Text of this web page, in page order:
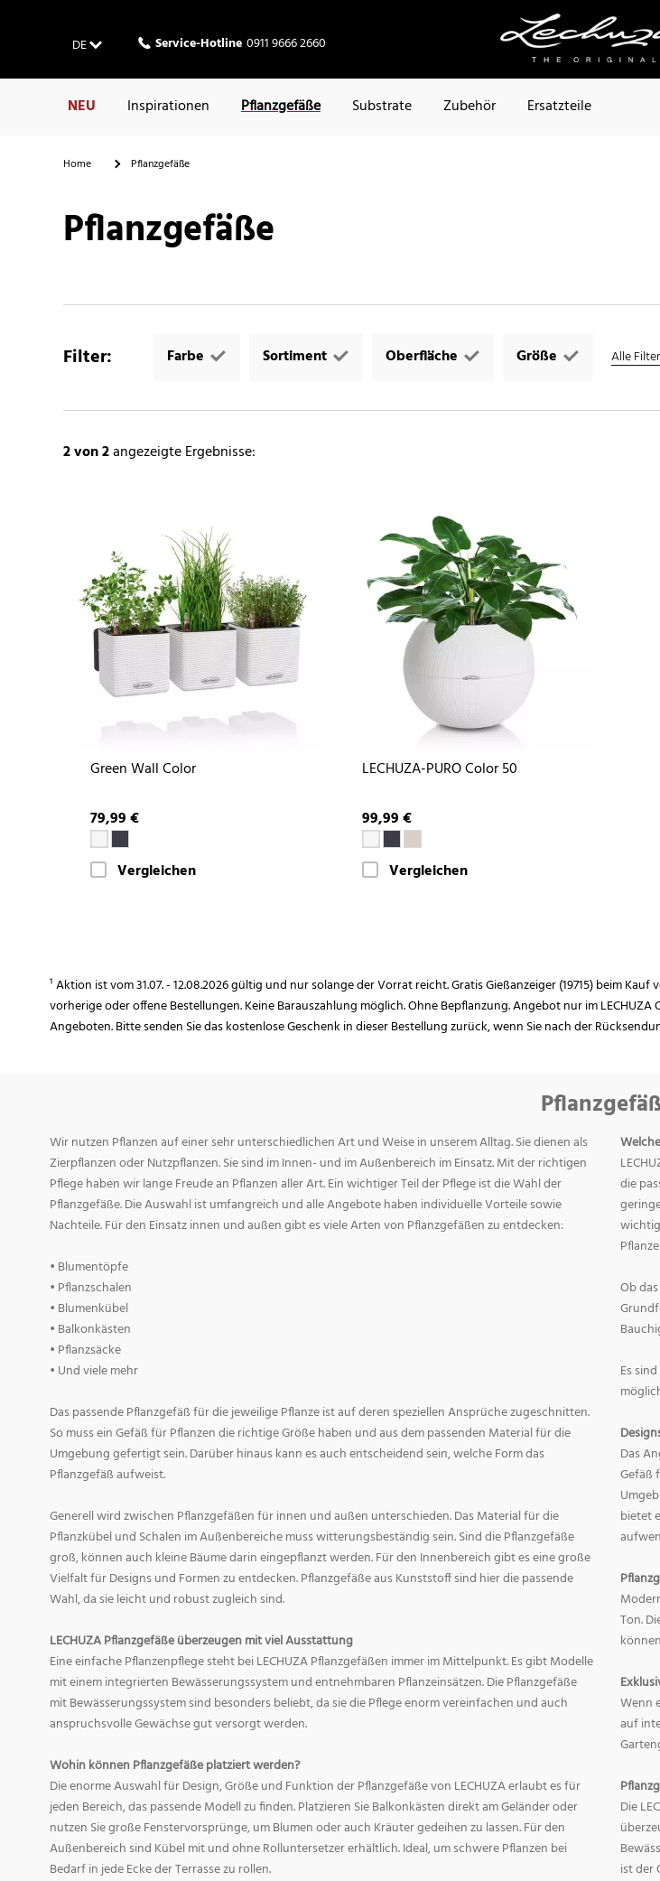
DE Service-Hotline 0911 9666 2660
NEU Inspirationen Pflanzgefäße Substrate Zubehör Ersatzteile
Home Pflanzgefäße
Pflanzgefäße
Filter: Farbe Sortiment Oberfläche Größe Alle
2von 2angezeigte Ergebnisse:
Green Wall Color
79,99 €
Vergleichen
LECHUZA-PURO Color 50
99,99 €
Vergleichen
¹ Aktion ist vom 31.07. - 12.08.2026 gültig und nur solange der Vorrat reicht. Gratis Gießanzeiger (19715) beim
vorherige oder offene Bestellungen. Keine Barauszahlung möglich. Ohne Bepflanzung. Angebot nur im
Angeboten. Bitte senden Sie das kostenlose Geschenk in dieser Bestellung zurück, wenn Sie nach der
Wir nutzen Pflanzen auf einer sehr unterschiedlichen Art und Weise in unserem Alltag. Sie dienen als
Zierpflanzen oder Nutzpflanzen. Sie sind im Innen- und im Außenbereich im Einsatz. Mit der richtigen
Pflege haben wir lange Freude an Pflanzen aller Art. Ein wichtiger Teil der Pflege ist die Wahl der
Pflanzgefäße. Die Auswahl ist umfangreich und alle Angebote haben individuelle Vorteile sowie
Nachteile. Für den Einsatz innen und außen gibt es viele Arten von Pflanzgefäßen zu entdecken:
• Blumentöpfe
• Pflanzschalen
• Blumenkübel
• Balkonkästen
• Pflanzsäcke
• Und viele mehr
Das passende Pflanzgefäß für die jeweilige Pflanze ist auf deren speziellen Ansprüche zugeschnitten.
So muss ein Gefäß für Pflanzen die richtige Größe haben und aus dem passenden Material für die
Umgebung gefertigt sein. Darüber hinaus kann es auch entscheidend sein, welche Form das
Pflanzgefäß aufweist.
Generell wird zwischen Pflanzgefäßen für innen und außen unterschieden. Das Material für die
Pflanzkübel und Schalen im Außenbereiche muss witterungsbeständig sein. Sind die Pflanzgefäße
groß, können auch kleine Bäume darin eingepflanzt werden. Für den Innenbereich gibt es eine große
Vielfalt für Designs und Formen zu entdecken. Pflanzgefäße aus Kunststoff sind hier die passende
Wahl, da sie leicht und robust zugleich sind.
LECHUZA Pflanzgefäße überzeugen mit viel Ausstattung
Eine einfache Pflanzenpflege steht bei LECHUZA Pflanzgefäßen immer im Mittelpunkt. Es gibt Modelle
mit einem integrierten Bewässerungssystem und entnehmbaren Pflanzeinsätzen. Die Pflanzgefäße
mit Bewässerungssystem sind besonders beliebt, da sie die Pflege enorm vereinfachen und auch
anspruchsvolle Gewächse gut versorgt werden.
Wohin können Pflanzgefäße platziert werden?
Die enorme Auswahl für Design, Größe und Funktion der Pflanzgefäße von LECHUZA erlaubt es für
jeden Bereich, das passende Modell zu finden. Platzieren Sie Balkonkästen direkt am Geländer oder
nutzen Sie große Fenstervorsprünge, um Blumen oder auch Kräuter gedeihen zu lassen. Für den
Außenbereich sind Kübel mit und ohne Rolluntersetzer erhältlich. Ideal, um schwere Pflanzen bei
Bedarf in jede Ecke der Terrasse zu rollen.
die
Ob
Es
Das
Gefäß
bietet
Ton.
Wenn
auf
Die
ist der